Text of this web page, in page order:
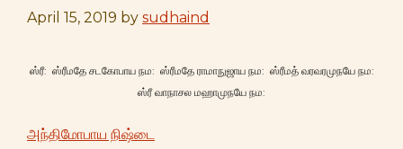
April 15, 2019 by sudhaind
ஸ்ரீ: ஸ்ரீமதே சடகோபாய நம: ஸ்ரீமதே ராமாநுஜாய நம: ஸ்ரீமத் வரவரமுநயே நம:
ஸ்ரீ வாநாசல மஹாமுநயே நம:
அந்திமோபாய நிஷ்டை